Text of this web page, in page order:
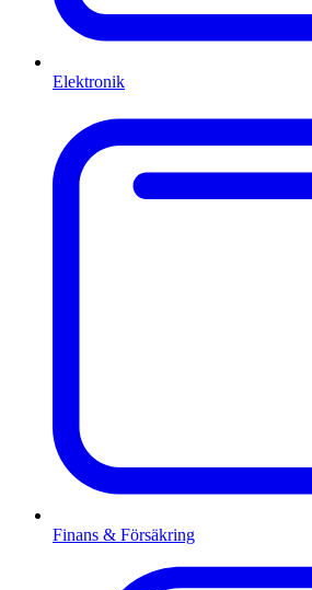
Elektronik
Finans & Försäkring